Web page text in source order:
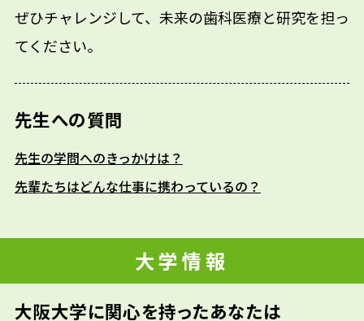
ぜひチャレンジして、未来の歯科医療と研究を担っ
てください。
先生への質問
先生の学問へのきっかけは？
先輩たちはどんな仕事に携わっているの？
大学情報
大阪大学に関心を持ったあなたは